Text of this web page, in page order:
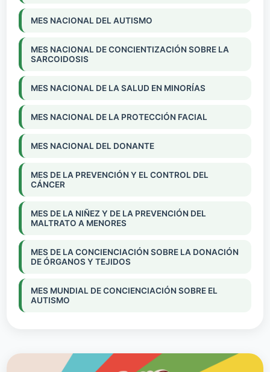
MES NACIONAL DEL AUTISMO
MES NACIONAL DE CONCIENTIZACIÓN SOBRE LA
SARCOIDOSIS
MES NACIONAL DE LA SALUD EN MINORÍAS
MES NACIONAL DE LA PROTECCIÓN FACIAL
MES NACIONAL DEL DONANTE
MES DE LA PREVENCIÓN Y EL CONTROL DEL
CÁNCER
MES DE LA NIÑEZ Y DE LA PREVENCIÓN DEL
MALTRATO A MENORES
MES DE LA CONCIENCIACIÓN SOBRE LA DONACIÓN
DE ÓRGANOS Y TEJIDOS
MES MUNDIAL DE CONCIENCIACIÓN SOBRE EL
AUTISMO